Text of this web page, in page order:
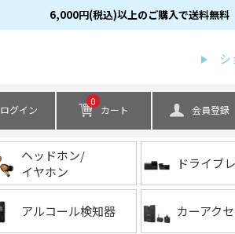
6,000円(税込)以上のご購入で送料無料
検索
ログイン
0
カート 会員登録
ヘッドホン/
イヤホン
ドライブ
アルコール検知器 カーアク